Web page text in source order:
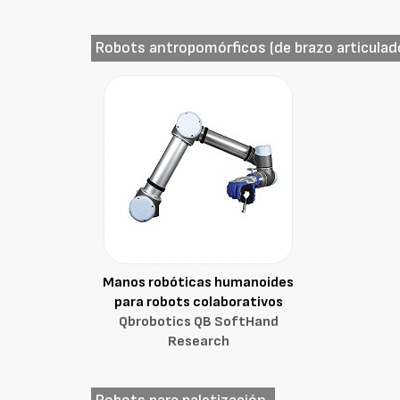
Robots antropomórficos (de brazo
Manos robóticas humanoides
para robots colaborativos
Qbrobotics QB SoftHand
Research